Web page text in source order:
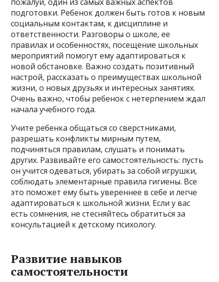
подготовки. Ребенок должен быть готов к новым
социальным контактам, к дисциплине и
ответственности. Разговоры о школе, ее
правилах и особенностях, посещение школьных
мероприятий помогут ему адаптироваться к
новой обстановке. Важно создать позитивный
настрой, рассказать о преимуществах школьной
жизни, о новых друзьях и интересных занятиях.
Очень важно, чтобы ребенок с нетерпением ждал
начала учебного года.
Учите ребенка общаться со сверстниками,
разрешать конфликты мирным путем,
подчиняться правилам, слушать и понимать
других. Развивайте его самостоятельность: пусть
он учится одеваться, убирать за собой игрушки,
соблюдать элементарные правила гигиены. Все
это поможет ему быть увереннее в себе и легче
адаптироваться к школьной жизни. Если у вас
есть сомнения, не стесняйтесь обратиться за
консультацией к детскому психологу.
Развитие навыков
самостоятельности